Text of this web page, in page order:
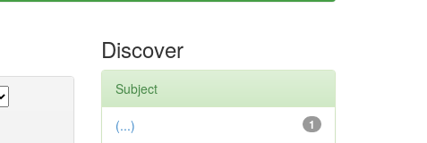
Discover
Subject
1
(...)